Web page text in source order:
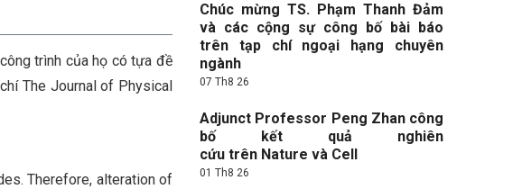
trình của họ có tựa đề
The Journal of Physical
Therefore, alteration of
Chúc mừng TS. Phạm Thanh Đảm
và các cộng sự công bố bài báo
trên tạp chí ngoại hạng chuyên
ngành
07 Th8 26
Adjunct Professor Peng Zhan công
bố kết quả nghiên
cứu trên Nature và Cell
01 Th8 26